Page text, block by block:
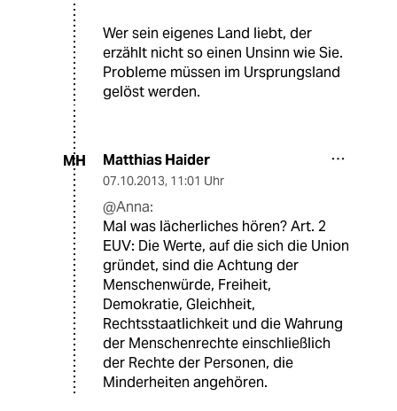
Wer sein eigenes Land liebt, der
erzählt nicht so einen Unsinn wie Sie.
Probleme müssen im Ursprungsland
gelöst werden.
MH Matthias Haider
07.10.2013, 11:01 Uhr
@Anna:
Mal was lächerliches hören? Art. 2
EUV: Die Werte, auf die sich die Union
gründet, sind die Achtung der
Menschenwürde, Freiheit,
Demokratie, Gleichheit,
Rechtsstaatlichkeit und die Wahrung
der Menschenrechte einschließlich
der Rechte der Personen, die
Minderheiten angehören.